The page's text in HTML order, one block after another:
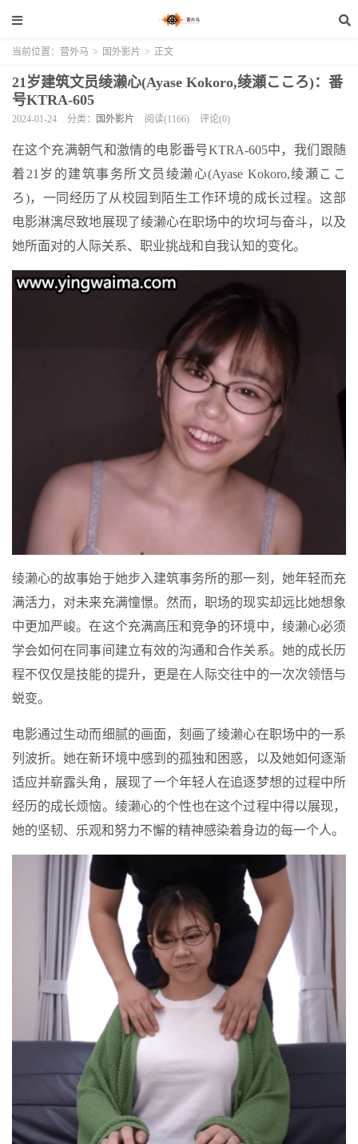
当前位置： 营外马 > 国外影片 > 正文
21岁建筑文员绫濑心(Ayase Kokoro,绫瀬こころ)：番
号KTRA-605
2024-01-24 分类： 国外影片 阅读(1166) 评论(0)
在这个充满朝气和激情的电影番号KTRA-605中，我们跟随
着21岁的建筑事务所文员绫濑心(Ayase Kokoro,绫瀬ここ
ろ)，一同经历了从校园到陌生工作环境的成长过程。这部
电影淋漓尽致地展现了绫濑心在职场中的坎坷与奋斗，以及
她所面对的人际关系、职业挑战和自我认知的变化。
绫濑心的故事始于她步入建筑事务所的那一刻，她年轻而充
满活力，对未来充满憧憬。然而，职场的现实却远比她想象
中更加严峻。在这个充满高压和竞争的环境中，绫濑心必须
学会如何在同事间建立有效的沟通和合作关系。她的成长历
程不仅仅是技能的提升，更是在人际交往中的一次次领悟与
蜕变。
电影通过生动而细腻的画面，刻画了绫濑心在职场中的一系
列波折。她在新环境中感到的孤独和困惑，以及她如何逐渐
适应并崭露头角，展现了一个年轻人在追逐梦想的过程中所
经历的成长烦恼。绫濑心的个性也在这个过程中得以展现，
她的坚韧、乐观和努力不懈的精神感染着身边的每一个人。